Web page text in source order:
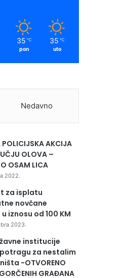
35 ℃
pon
35 ℃
uto
Nedavno
POLICIJSKA AKCIJA
OLOVA –
OSAM LICA
2022.
za isplatu
novčane
iznosu od 100 KM
2023.
institucije
za nestalim
-OTVORENO
GRAĐANA